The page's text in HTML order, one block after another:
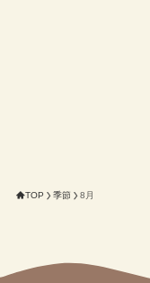
TOP 季節 8月